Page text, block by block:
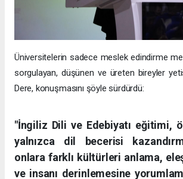
Üniversitelerin sadece meslek edindirme
sorgulayan, düşünen ve üreten bireyler
Dere, konuşmasını şöyle sürdürdü:
"İngiliz Dili ve Edebiyatı eğitimi,
yalnızca dil becerisi
onlara farklı kültürleri anlama,
ve insanı derinlemesine